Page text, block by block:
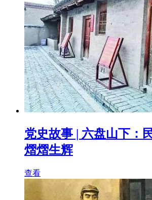
党史故事 | 六盘山下：
熠熠生辉
查看